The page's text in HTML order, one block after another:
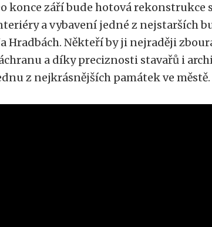
konce září bude hotová rekonstrukce
a vybavení jedné z nejstarších
Hradbách. Někteří by ji nejraději
a díky preciznosti stavařů i
z nejkrásnějších památek ve městě.